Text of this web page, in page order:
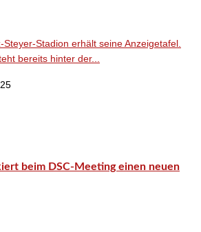
Stadion erhält seine Anzeigetafel.
bereits hinter der...
beim DSC-Meeting einen neuen